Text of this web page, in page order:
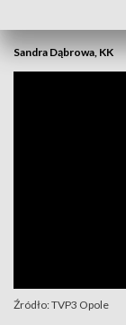
Sandra Dąbrowa, KK
Źródło: TVP3 Opole